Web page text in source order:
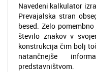
Navedeni kalkulator
Prevajalska stran
besed. Zelo
število znakov v
konstrukcija čim bolj
natančnejše
predstavništvom.